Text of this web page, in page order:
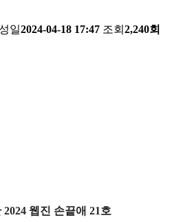
일2024-04-18 17:47 조회 2,240회
웹진 손끝애 21호